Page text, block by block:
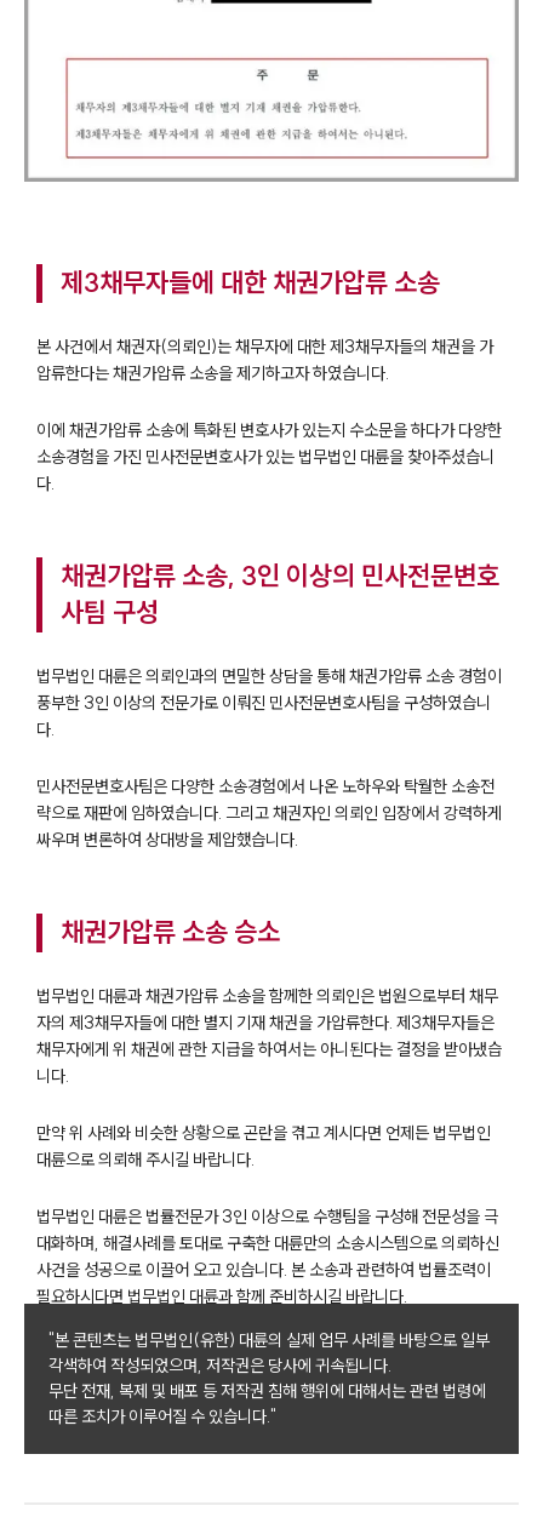
제3채무자들에 대한 채권가압류 소송
본 사건에서 채권자(의뢰인)는 채무자에 대한 제3채무자들의 채권을 가
압류한다는 채권가압류 소송을 제기하고자 하였습니다.
이에 채권가압류 소송에 특화된 변호사가 있는지 수소문을 하다가 다양한
소송경험을 가진 민사전문변호사가 있는 법무법인 대륜을 찾아주셨습니
다.
채권가압류 소송, 3인 이상의 민사전문변호
사팀 구성
법무법인 대륜은 의뢰인과의 면밀한 상담을 통해 채권가압류 소송 경험이
풍부한 3인 이상의 전문가로 이뤄진 민사전문변호사팀을 구성하였습니
다.
민사전문변호사팀은 다양한 소송경험에서 나온 노하우와 탁월한 소송전
략으로 재판에 임하였습니다. 그리고 채권자인 의뢰인 입장에서 강력하게
싸우며 변론하여 상대방을 제압했습니다.
채권가압류 소송 승소
법무법인 대륜과 채권가압류 소송을 함께한 의뢰인은 법원으로부터 채무
자의 제3채무자들에 대한 별지 기재 채권을 가압류한다. 제3채무자들은
채무자에게 위 채권에 관한 지급을 하여서는 아니된다는 결정을 받아냈습
니다.
만약 위 사례와 비슷한 상황으로 곤란을 겪고 계시다면 언제든 법무법인
대륜으로 의뢰해 주시길 바랍니다.
법무법인 대륜은 법률전문가 3인 이상으로 수행팀을 구성해 전문성을 극
대화하며, 해결사례를 토대로 구축한 대륜만의 소송시스템으로 의뢰하신
사건을 성공으로 이끌어 오고 있습니다. 본 소송과 관련하여 법률조력이
필요하시다면 법무법인 대륜과 함께 준비하시길 바랍니다.
"본 콘텐츠는 법무법인(유한) 대륜의 실제 업무 사례를 바탕으로 일부
각색하여 작성되었으며, 저작권은 당사에 귀속됩니다.
무단 전재, 복제 및 배포 등 저작권 침해 행위에 대해서는 관련 법령에
따른 조치가 이루어질 수 있습니다."